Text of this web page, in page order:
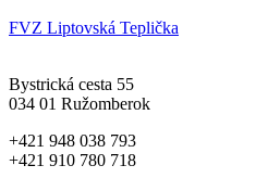
FVZ Liptovská Teplička
Bystrická cesta 55
034 01 Ružomberok
+421 948 038 793
+421 910 780 718